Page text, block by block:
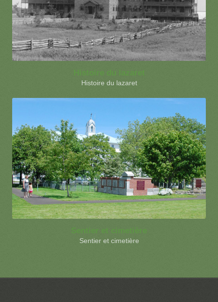
Histoire du lazaret
Sentier et cimetière